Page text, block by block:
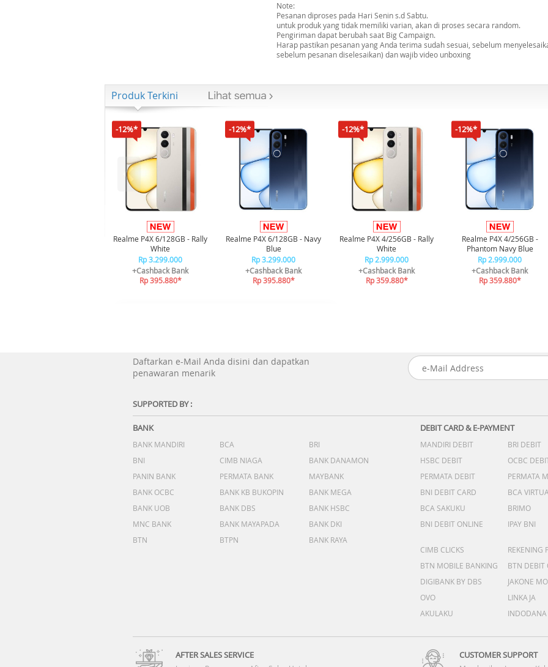
Note:
Pesanan diproses pada Hari Senin s.d Sabtu.
untuk produk yang tidak memiliki varian, akan di proses secara random.
Pengiriman dapat berubah saat Big Campaign.
Harap pastikan pesanan yang Anda terima sudah sesuai, sebelum
sebelum pesanan diselesaikan) dan wajib video unboxing
Produk Terkini
-12%*
Realme P4X 6/128GB - Rally
White
Rp 3.299.000
+Cashback Bank
Rp 395.880*
-12%*
Realme P4X 6/128GB - Navy
Blue
Rp 3.299.000
+Cashback Bank
Rp 395.880*
-12%*
Realme P4X 4/256GB - Rally
White
Rp 2.999.000
+Cashback Bank
Rp 359.880*
-12%*
Realme P4X 4/256GB -
Phantom Navy Blue
Rp 2.999.000
+Cashback Bank
Rp 359.880*
Daftarkan e-Mail Anda disini dan dapatkan
penawaran menarik
SUPPORTED BY :
BANK
BANK MANDIRI BCA
BRI
BNI
CIMB NIAGA
BANK DANAMON
PANIN BANK
PERMATA BANK
MAYBANK
BANK OCBC
BANK KB BUKOPIN
BANK MEGA
BANK UOB
BANK DBS
BANK HSBC
MNC BANK
BANK MAYAPADA
BANK DKI
BTN
BTPN BANK RAYA
DEBIT CARD & E-PAYMENT
MANDIRI DEBIT BRI DEBIT
HSBC DEBIT
OCBC
PERMATA DEBIT
PERMATA
BNI DEBIT CARD
BCA
BCA SAKUKU
BRIMO
BNI DEBIT ONLINE
IPAY BNI
CIMB CLICKS
REKENING
BTN MOBILE BANKING
BTN DEBIT
DIGIBANK BY DBS
JAKONE
OVO
LINKAJA
AKULAKU
INDODANA
AFTER SALES SERVICE CUSTOMER SUPPORT